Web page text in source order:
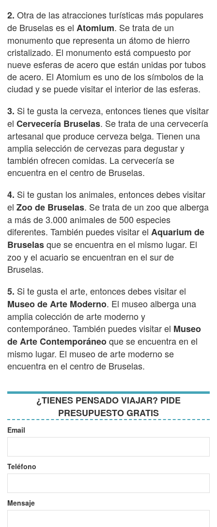
2. Otra de las atracciones turísticas más populares
de Bruselas es el Atomium. Se trata de un
monumento que representa un átomo de hierro
cristalizado. El monumento está compuesto por
nueve esferas de acero que están unidas por tubos
de acero. El Atomium es uno de los símbolos de la
ciudad y se puede visitar el interior de las esferas.
3. Si te gusta la cerveza, entonces tienes que visitar
el Cervecería Bruselas. Se trata de una cervecería
artesanal que produce cerveza belga. Tienen una
amplia selección de cervezas para degustar y
también ofrecen comidas. La cervecería se
encuentra en el centro de Bruselas.
4. Si te gustan los animales, entonces debes visitar
el Zoo de Bruselas. Se trata de un zoo que alberga
a más de 3.000 animales de 500 especies
diferentes. También puedes visitar el Aquarium de
Bruselasque se encuentra en el mismo lugar. El
zoo y el acuario se encuentran en el sur de
Bruselas.
5. Si te gusta el arte, entonces debes visitar el
Museo de Arte Moderno. El museo alberga una
amplia colección de arte moderno y
contemporáneo. También puedes visitar el Museo
de Arte Contemporáneoque se encuentra en el
mismo lugar. El museo de arte moderno se
encuentra en el centro de Bruselas.
¿TIENES PENSADO VIAJAR? PIDE
PRESUPUESTO GRATIS
Email
Teléfono
Mensaje